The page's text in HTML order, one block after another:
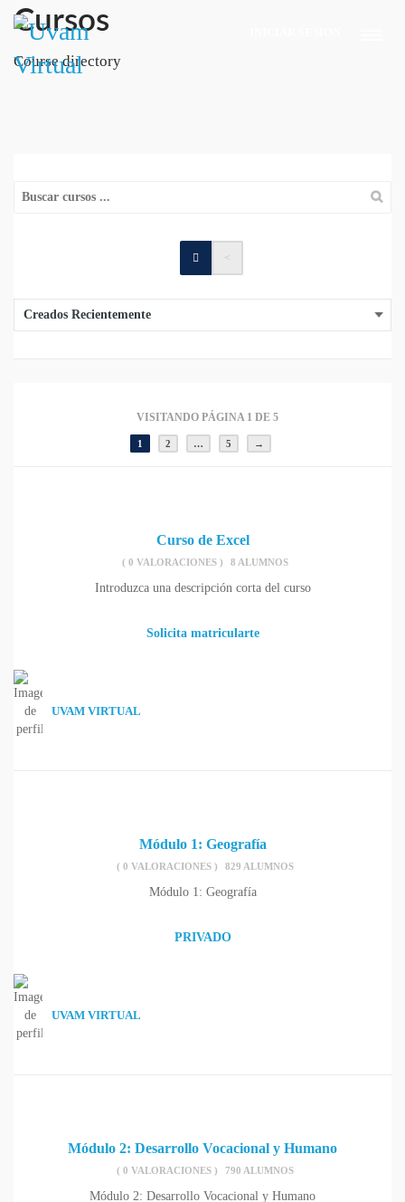
Cursos
Course directory
VISITANDO PÁGINA 1 DE 5
1 2 … 5 →
Curso de Excel
( 0 VALORACIONES ) 8 ALUMNOS
Introduzca una descripción corta del curso
Solicita matricularte
UVAM VIRTUAL
Módulo 1: Geografía
( 0 VALORACIONES ) 829 ALUMNOS
Módulo 1: Geografía
PRIVADO
UVAM VIRTUAL
Módulo 2: Desarrollo Vocacional y Humano
( 0 VALORACIONES ) 790 ALUMNOS
Módulo 2: Desarrollo Vocacional y Humano